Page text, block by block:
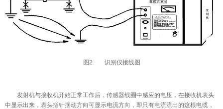
图2 识别仪接线图
发射机与接收机开始正常工作后，传感器线圈中感应的电压，在接收机表头
中显示出来，表头指针摆动方向可显示电流方向，即只有电流流出的这根电缆，